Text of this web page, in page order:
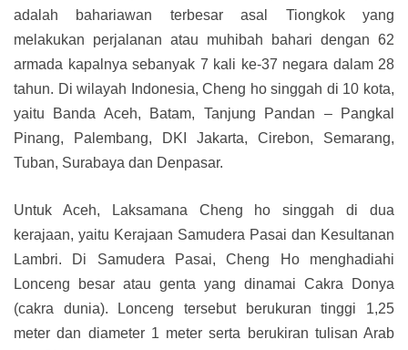
adalah bahariawan terbesar asal Tiongkok yang
melakukan perjalanan atau muhibah bahari dengan 62
armada kapalnya sebanyak 7 kali ke-37 negara dalam 28
tahun. Di wilayah Indonesia, Cheng ho singgah di 10 kota,
yaitu Banda Aceh, Batam, Tanjung Pandan – Pangkal
Pinang, Palembang, DKI Jakarta, Cirebon, Semarang,
Tuban, Surabaya dan Denpasar.
Untuk Aceh, Laksamana Cheng ho singgah di dua
kerajaan, yaitu Kerajaan Samudera Pasai dan Kesultanan
Lambri. Di Samudera Pasai, Cheng Ho menghadiahi
Lonceng besar atau genta yang dinamai Cakra Donya
(cakra dunia). Lonceng tersebut berukuran tinggi 1,25
meter dan diameter 1 meter serta berukiran tulisan Arab